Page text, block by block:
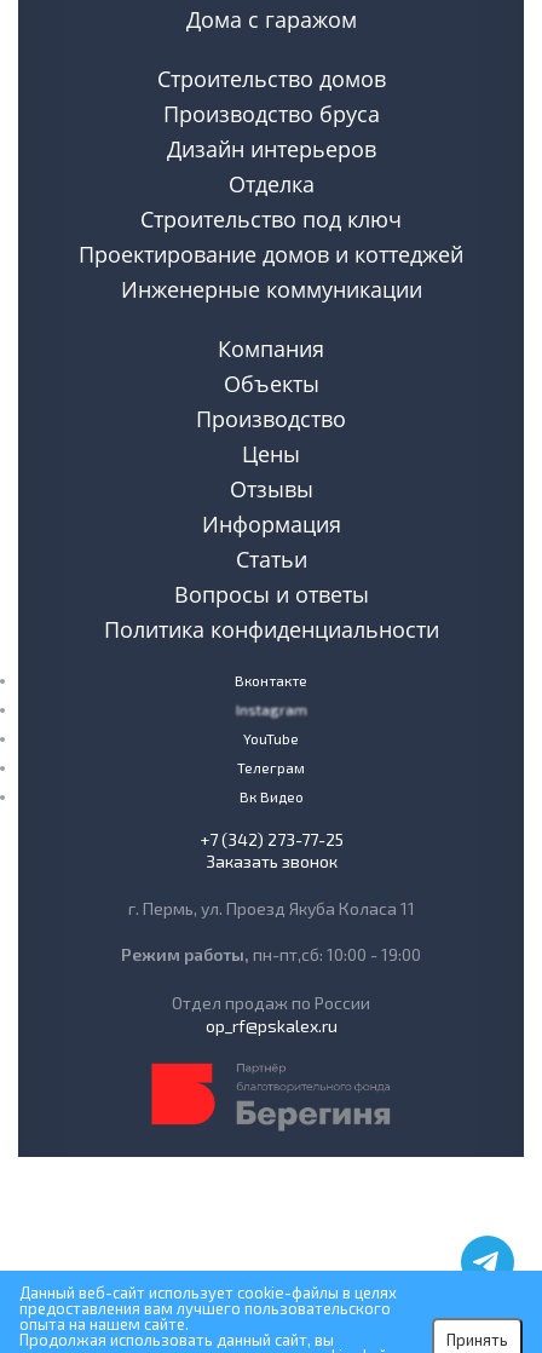
Дома с гаражом
Строительство домов
Производство бруса
Дизайн интерьеров
Отделка
Строительство под ключ
Проектирование домов и коттеджей
Инженерные коммуникации
Компания
Объекты
Производство
Цены
Отзывы
Информация
Статьи
Вопросы и ответы
Политика конфиденциальности
Вконтакте
Instagram
YouTube
Телеграм
Вк Видео
+7 (342) 273-77-25
Заказать звонок
г. Пермь, ул. Проезд Якуба Коласа 11
Режим работы, пн-пт,сб: 10:00 - 19:00
Отдел продаж по России
op_rf@pskalex.ru
Данный веб-сайт использует cookie-файлы в целях
предоставления вам лучшего пользовательского
опыта на нашем сайте.
Продолжая использовать данный сайт, вы
Принять